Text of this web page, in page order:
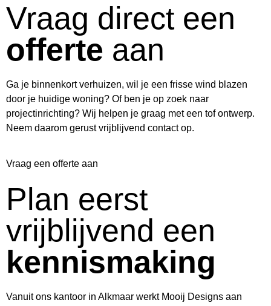
Vraag direct een
offerte aan
Ga je binnenkort verhuizen, wil je een frisse wind blazen
door je huidige woning? Of ben je op zoek naar
projectinrichting? Wij helpen je graag met een tof ontwerp.
Neem daarom gerust vrijblijvend contact op.
Vraag een offerte aan
Plan eerst
vrijblijvend een
kennismaking
Vanuit ons kantoor in Alkmaar werkt Mooij Designs aan